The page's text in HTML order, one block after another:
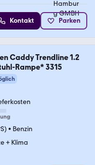
Kontakt Parken
Caddy Trendline 1.2
Rampe* 3315
• Benzin
+ Klima